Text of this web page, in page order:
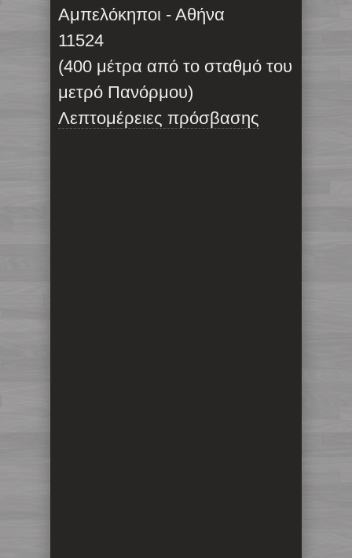
Αμπελόκηποι - Αθήνα
11524
(400 μέτρα από το σταθμό του
μετρό Πανόρμου)
Λεπτομέρειες πρόσβασης